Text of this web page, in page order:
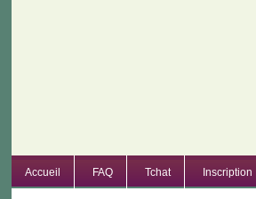
Accueil FAQ Tchat Inscription